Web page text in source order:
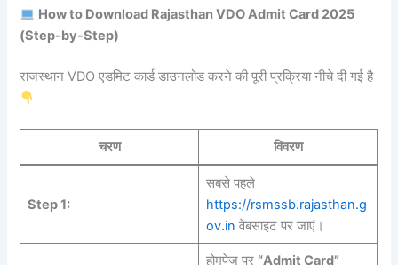
How to Download Rajasthan VDO Admit Card 2025
(Step-by-Step)
राजस्थान VDO एडमिट कार्ड डाउनलोड करने की पूरी प्रक्रिया नीचे दी गई है
चरण विवरण
Step 1:
सबसे पहले
https://rsmssb.rajasthan.g
ov.in वेबसाइट पर जाएं।
होमपेज पर “Admit Card”